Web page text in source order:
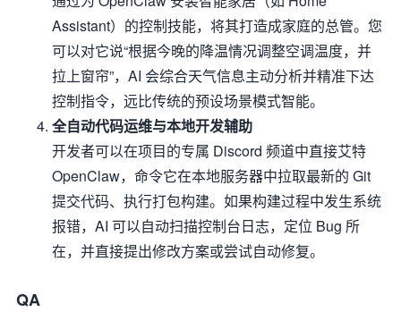
Assistant）的控制技能，将其打造成家庭的总管。您
可以对它说“根据今晚的降温情况调整空调温度，并
拉上窗帘”，AI 会综合天气信息主动分析并精准下达
控制指令，远比传统的预设场景模式智能。
全自动代码运维与本地开发辅助
开发者可以在项目的专属 Discord 频道中直接艾特
OpenClaw，命令它在本地服务器中拉取最新的 Git
提交代码、执行打包构建。如果构建过程中发生系统
报错，AI 可以自动扫描控制台日志，定位 Bug 所
在，并直接提出修改方案或尝试自动修复。
QA